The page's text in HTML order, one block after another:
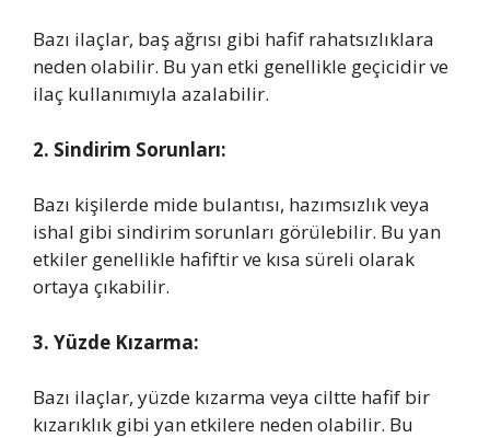
Bazı ilaçlar, baş ağrısı gibi hafif rahatsızlıklara
neden olabilir. Bu yan etki genellikle geçicidir ve
ilaç kullanımıyla azalabilir.
2. Sindirim Sorunları:
Bazı kişilerde mide bulantısı, hazımsızlık veya
ishal gibi sindirim sorunları görülebilir. Bu yan
etkiler genellikle hafiftir ve kısa süreli olarak
ortaya çıkabilir.
3. Yüzde Kızarma:
Bazı ilaçlar, yüzde kızarma veya ciltte hafif bir
kızarıklık gibi yan etkilere neden olabilir. Bu